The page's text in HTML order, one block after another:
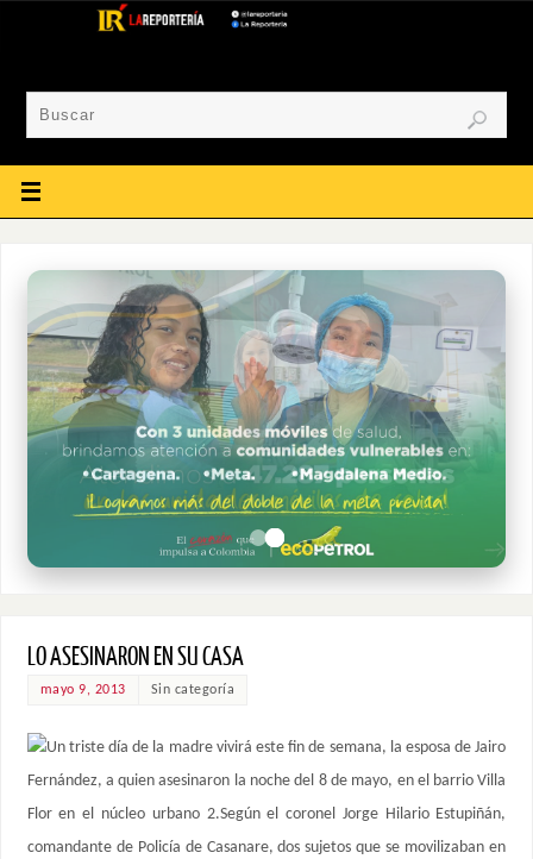
LO ASESINARON EN SU CASA
mayo 9, 2013 Sin categoría
Un triste día de la madre vivirá este fin de semana, la esposa de Jairo
Fernández, a quien asesinaron la noche del 8 de mayo, en el barrio Villa
Flor en el núcleo urbano 2.Según el coronel Jorge Hilario Estupiñán,
comandante de Policía de Casanare, dos sujetos que se movilizaban en